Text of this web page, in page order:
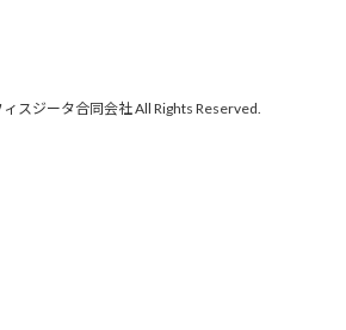
スジータ合同会社 All Rights Reserved.